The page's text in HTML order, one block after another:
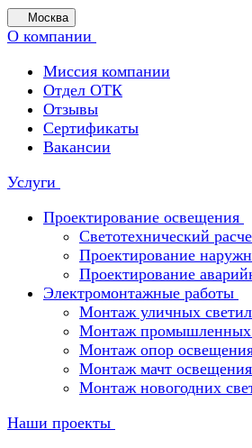
Москва
О компании
Миссия компании
Отдел ОТК
Отзывы
Сертификаты
Вакансии
Услуги
Проектирование освещения
Светотехнический
Проектирование
Проектирование
Электромонтажные работы
Монтаж уличных
Монтаж промышленных
Монтаж опор
Монтаж мачт освещения
Монтаж новогодних
Наши проекты